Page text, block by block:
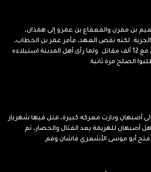
بن مقرن والقعقاع بن عمرو إلى همذان،
لكنه نقض العهد، فأمر عمر بن الخطاب،
نعيم بالعودة إلى همذان مع 12 ألف مقاتل. ولما رأى أهل المدينة استيلاءه
الصلح مرة ثانية.
أصبهان ودارت معركة كبيرة، قتل فيها شهريار
أصبهان للهزيمة بعد القتال والحصار، تم
فتح أبو موسى الأشعري قاشان وقم.